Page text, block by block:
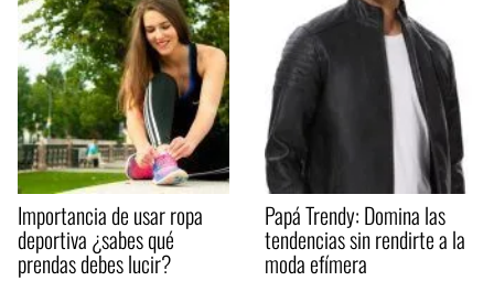
Importancia de usar ropa
deportiva ¿sabes qué
prendas debes lucir?
Papá Trendy: Domina las
tendencias sin rendirte a la
moda efímera